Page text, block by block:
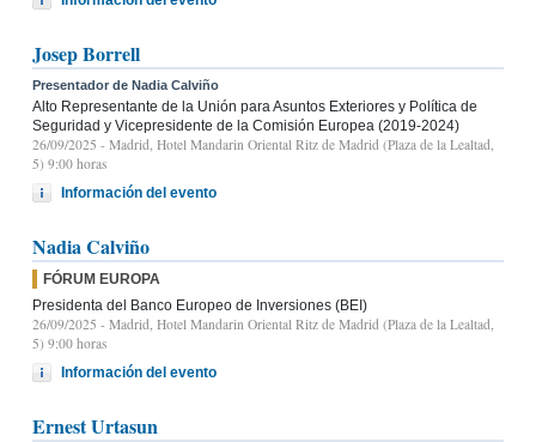
Josep Borrell
Presentador de Nadia Calviño
Alto Representante de la Unión para Asuntos Exteriores y Política de
Seguridad y Vicepresidente de la Comisión Europea (2019-2024)
26/09/2025 - Madrid, Hotel Mandarin Oriental Ritz de Madrid (Plaza de la Lealtad,
5) 9:00 horas
Información del evento
Nadia Calviño
FÓRUM EUROPA
Presidenta del Banco Europeo de Inversiones (BEI)
26/09/2025 - Madrid, Hotel Mandarin Oriental Ritz de Madrid (Plaza de la Lealtad,
5) 9:00 horas
Información del evento
Ernest Urtasun